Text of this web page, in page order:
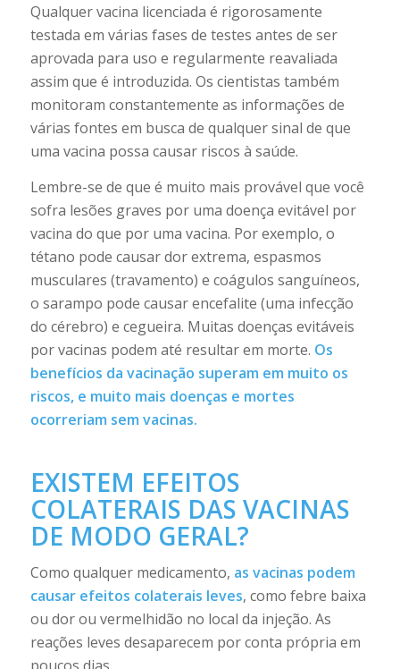
Qualquer vacina licenciada é rigorosamente
testada em várias fases de testes antes de ser
aprovada para uso e regularmente reavaliada
assim que é introduzida. Os cientistas também
monitoram constantemente as informações de
várias fontes em busca de qualquer sinal de que
uma vacina possa causar riscos à saúde.
Lembre-se de que é muito mais provável que você
sofra lesões graves por uma doença evitável por
vacina do que por uma vacina. Por exemplo, o
tétano pode causar dor extrema, espasmos
musculares (travamento) e coágulos sanguíneos,
o sarampo pode causar encefalite (uma infecção
do cérebro) e cegueira. Muitas doenças evitáveis ​​
por vacinas podem até resultar em morte. Os
benefícios da vacinação superam em muito os
riscos, e muito mais doenças e mortes
ocorreriam sem vacinas.
EXISTEM EFEITOS
COLATERAIS DAS VACINAS
DE MODO GERAL?
Como qualquer medicamento, as vacinas podem
causar efeitos colaterais leves, como febre baixa
ou dor ou vermelhidão no local da injeção. As
reações leves desaparecem por conta própria em